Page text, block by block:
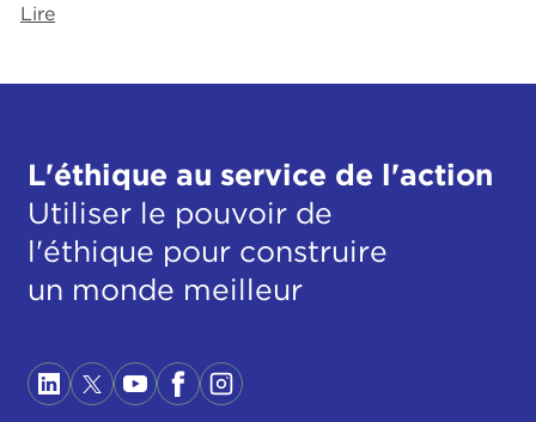
Lire
L'éthique au service de l'action
Utiliser le pouvoir de
l'éthique pour construire
un monde meilleur